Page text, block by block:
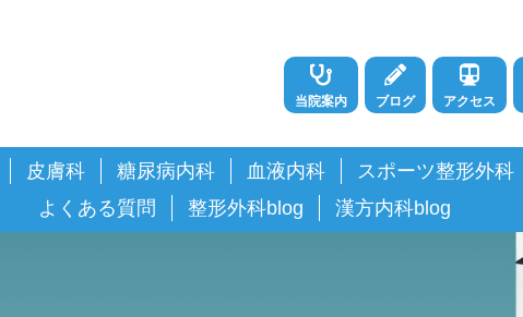
当院案内 ブログ アクセス
皮膚科 糖尿病内科 血液内科 スポーツ整形外科
よくある質問
整形外科blog 漢方内科blog